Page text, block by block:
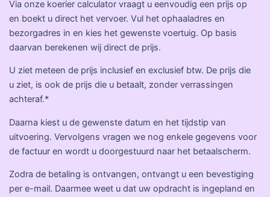
Via onze koerier calculator vraagt u eenvoudig een prijs op
en boekt u direct het vervoer. Vul het ophaaladres en
bezorgadres in en kies het gewenste voertuig. Op basis
daarvan berekenen wij direct de prijs.
U ziet meteen de prijs inclusief en exclusief btw. De prijs die
u ziet, is ook de prijs die u betaalt, zonder verrassingen
achteraf.*
Daarna kiest u de gewenste datum en het tijdstip van
uitvoering. Vervolgens vragen we nog enkele gegevens voor
de factuur en wordt u doorgestuurd naar het betaalscherm.
Zodra de betaling is ontvangen, ontvangt u een bevestiging
per e-mail. Daarmee weet u dat uw opdracht is ingepland en